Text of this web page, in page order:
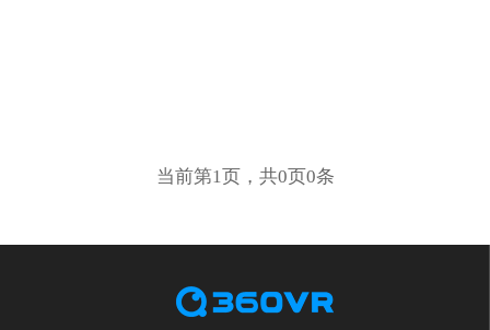
当前第1页，共0页0条